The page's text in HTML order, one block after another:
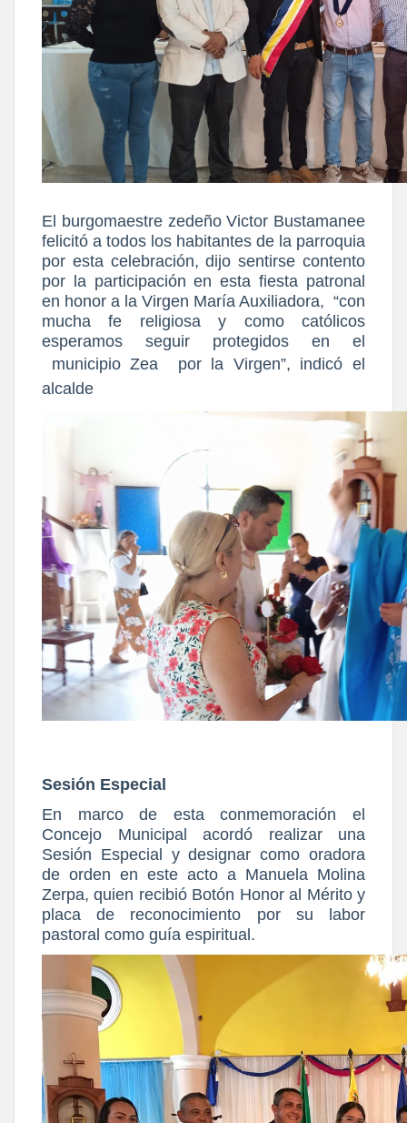
El burgomaestre zedeño Victor Bustamanee
felicitó a todos los habitantes de la parroquia
por esta celebración, dijo sentirse contento
por la participación en esta fiesta patronal
en honor a la Virgen María Auxiliadora, “con
mucha fe religiosa y como católicos
esperamos seguir protegidos en el
municipio Zea por la Virgen”, indicó el
alcalde
Sesión Especial
En marco de esta conmemoración el
Concejo Municipal acordó realizar una
Sesión Especial y designar como oradora
de orden en este acto a Manuela Molina
Zerpa, quien recibió Botón Honor al Mérito y
placa de reconocimiento por su labor
pastoral como guía espiritual.